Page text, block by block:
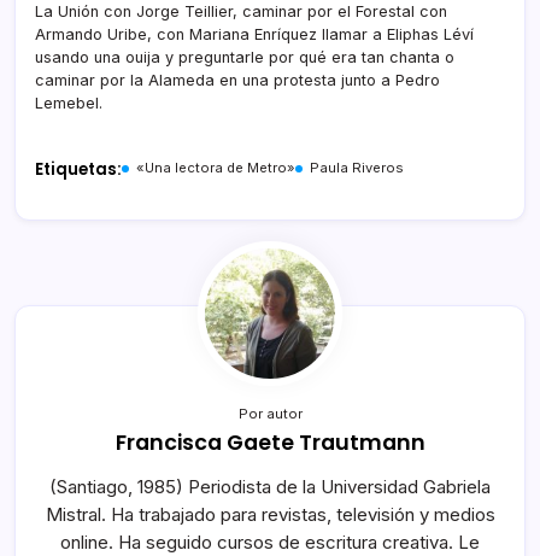
La Unión con Jorge Teillier, caminar por el Forestal con
Armando Uribe, con Mariana Enríquez llamar a Eliphas Léví
usando una ouija y preguntarle por qué era tan chanta o
caminar por la Alameda en una protesta junto a Pedro
Lemebel.
Etiquetas: «Una lectora de Metro» Paula Riveros
Por autor
Francisca Gaete Trautmann
(Santiago, 1985) Periodista de la Universidad Gabriela
Mistral. Ha trabajado para revistas, televisión y medios
online. Ha seguido cursos de escritura creativa. Le